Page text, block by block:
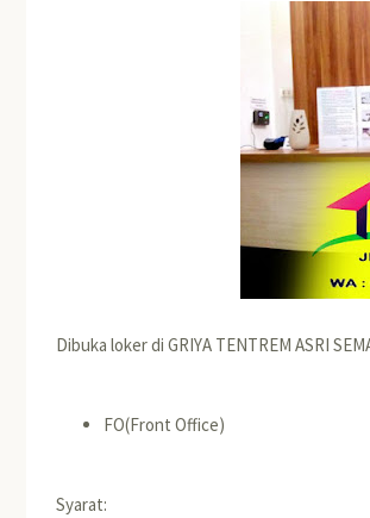
Dibuka loker di GRIYA TENTREM ASRI
FO(Front Office)
Syarat: